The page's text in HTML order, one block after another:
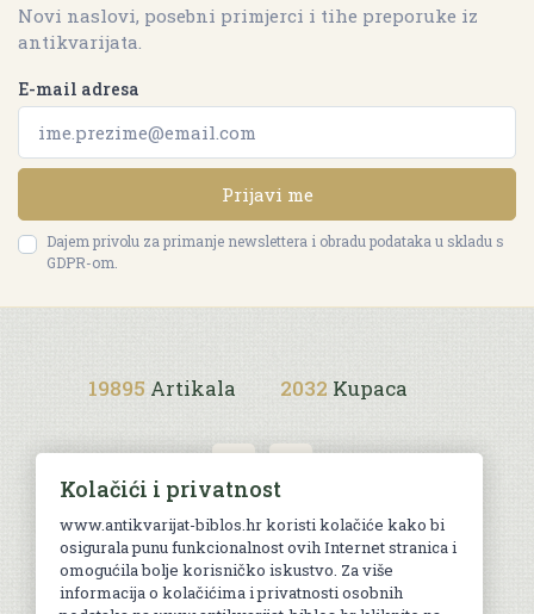
Novi naslovi, posebni primjerci i tihe preporuke iz
antikvarijata.
E-mail adresa
Prijavi me
Dajem privolu za primanje newslettera i obradu podataka u skladu s
GDPR-om.
19895 Artikala 2032 Kupaca
Uvjeti kupnje
Kolačići i privatnost
www.antikvarijat-biblos.hr koristi kolačiće kako bi
osigurala punu funkcionalnost ovih Internet stranica i
omogućila bolje korisničko iskustvo. Za više
informacija o kolačićima i privatnosti osobnih